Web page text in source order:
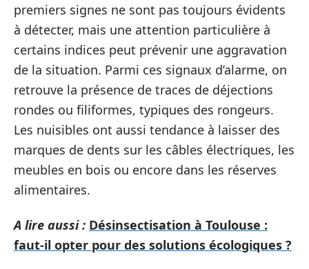
premiers signes ne sont pas toujours évidents
à détecter, mais une attention particulière à
certains indices peut prévenir une aggravation
de la situation. Parmi ces signaux d’alarme, on
retrouve la présence de traces de déjections
rondes ou filiformes, typiques des rongeurs.
Les nuisibles ont aussi tendance à laisser des
marques de dents sur les câbles électriques, les
meubles en bois ou encore dans les réserves
alimentaires.
A lire aussi : Désinsectisation à Toulouse :
faut-il opter pour des solutions écologiques ?